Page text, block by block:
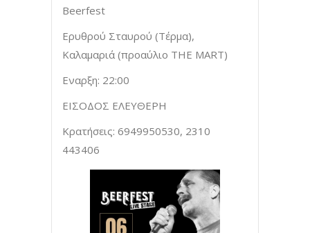
Beerfest
Ερυθρού Σταυρού (Τέρμα),
Καλαμαριά (προαύλιο THE MART)
Eναρξη: 22:00
ΕΙΣΟΔΟΣ ΕΛΕΥΘΕΡΗ
Κρατήσεις: 6949950530, 2310
443406